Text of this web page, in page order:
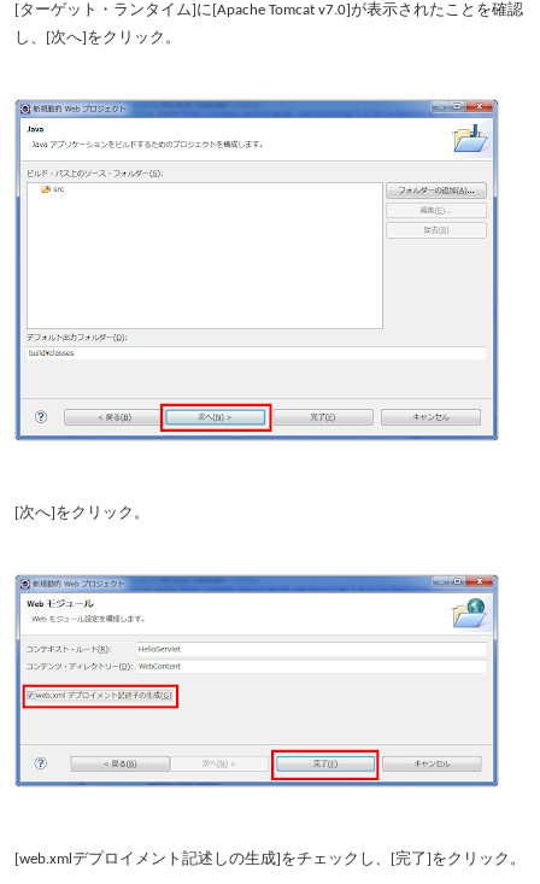
[ターゲット・ランタイム]に[Apache Tomcat v7.0]が表示されたことを確認
し、[次へ]をクリック。
[次へ]をクリック。
[web.xmlデプロイメント記述しの生成]をチェックし、[完了]をクリック。